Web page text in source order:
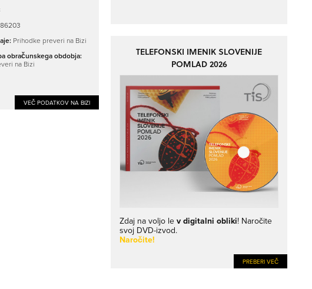
Prihodke preveri na Bizi
obračunskega obdobja:
na Bizi
VEČ PODATKOV NA BIZI
TELEFONSKI IMENIK SLOVENIJE
POMLAD 2026
Zdaj na voljo le v digitalni obliki! Naročite
svoj DVD-izvod.
Naročite!
PREBERI VEČ